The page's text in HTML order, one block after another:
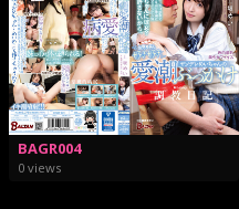
BAGR004
0 views